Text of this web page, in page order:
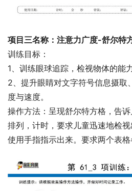
项目三名称：注意力广度-舒尔特
训练目标：
1、训练眼球追踪，检视物体的能力
2、提升眼睛对文字符号信息摄取
度与速度。
操作方法：呈现舒尔特方格，告
排列，计时，要求儿童迅速地检视
使用手指指示出来。要求两个表格